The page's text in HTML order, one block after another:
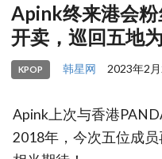
Apink终来港会
开卖，巡回五地
KPOP 韩星网 2023年2
Apink上次与香港
2018年，今次五位成